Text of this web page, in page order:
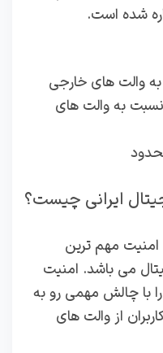
شده است.
والت های خارجی
نسبت به والت های
ایرانی چیست؟
مهم ترین
می باشد. امنیت
را با چالش مهمی رو به
از والت های